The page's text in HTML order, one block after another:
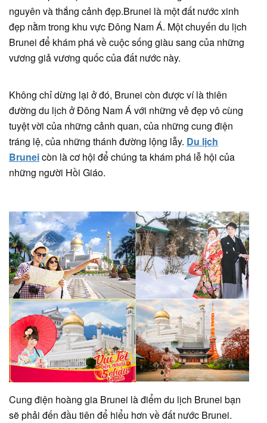
nguyên và thắng cảnh đẹp.Brunei là một đất nước xinh
đẹp nằm trong khu vực Đông Nam Á. Một chuyến du lịch
Brunei để khám phá về cuộc sống giàu sang của những
vương giả vương quốc của đất nước này.
Không chỉ dừng lại ở đó, Brunei còn được ví là thiên
đường du lịch ở Đông Nam Á với những vẻ đẹp vô cùng
tuyệt vời của những cảnh quan, của những cung điện
tráng lệ, của những thánh đường lộng lẫy. Du lịch
Bruneicòn là cơ hội để chúng ta khám phá lễ hội của
những người Hồi Giáo.
Cung điện hoàng gia Brunei là điểm du lịch Brunei bạn
sẽ phải đến đầu tiên để hiểu hơn về đất nước Brunei.